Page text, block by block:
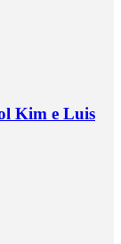
Kim e Luis